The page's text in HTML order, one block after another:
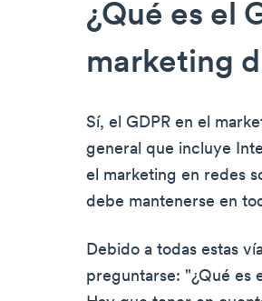
¿Qué es el
marketing
Sí, el GDPR en el
general que incluye
el marketing en redes
debe mantenerse en
Debido a todas estas
preguntarse: "¿Qué es